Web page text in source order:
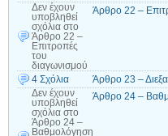
Δεν έχουν
υποβληθεί
σχόλια στο
Άρθρο 22 –
Επιτροπές
του
διαγωνισμού
Άρθρο 22 –
4 Σχόλια
Άρθρο 23 –
Δεν έχουν
υποβληθεί
σχόλια στο
Άρθρο 24 –
Βαθμολόγηση
Άρθρο 24 –